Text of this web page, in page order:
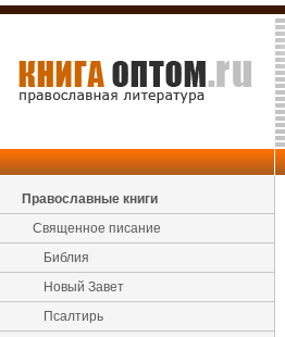
Православные книги
Священное писание
Библия
Новый Завет
Псалтирь